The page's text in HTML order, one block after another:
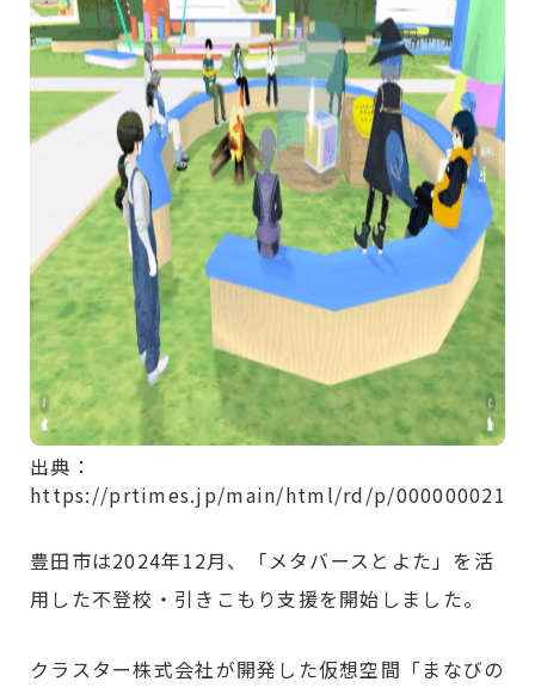
出典：
https://prtimes.jp/main/html/rd/p/
豊田市は2024年12月、「メタバースとよた」を活
用した不登校・引きこもり支援を開始しました。
クラスター株式会社が開発した仮想空間「まなびの